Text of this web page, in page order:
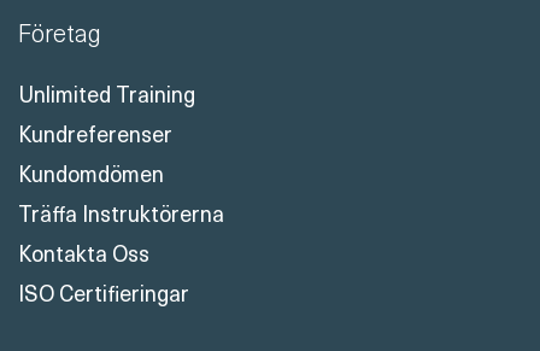
Företag
Unlimited Training
Kundreferenser
Kundomdömen
Träffa Instruktörerna
Kontakta Oss
ISO Certifieringar